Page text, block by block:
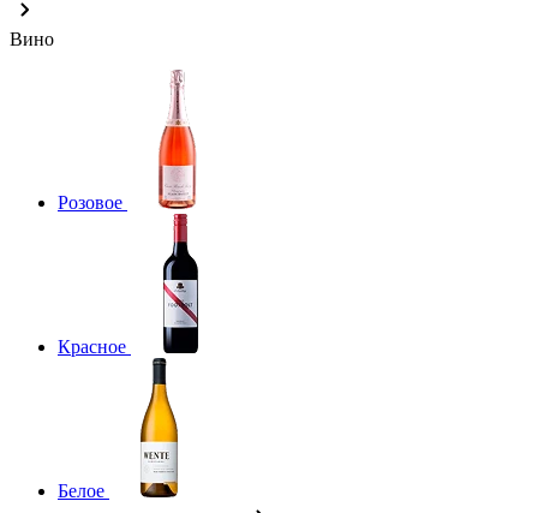
Вино
Розовое
Красное
Белое